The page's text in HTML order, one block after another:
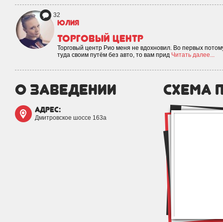
32
Юлия
Торговый центр
Торговый центр Рио меня не вдохновил. Во первых
туда своим путём без авто, то вам прид Читать далее...
о заведении
адрес:
Дмитровское шоссе 163a
схема